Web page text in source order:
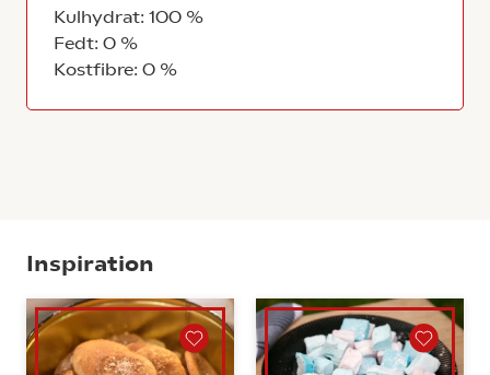
Kulhydrat: 100 %
Fedt: 0 %
Kostfibre: 0 %
Inspiration